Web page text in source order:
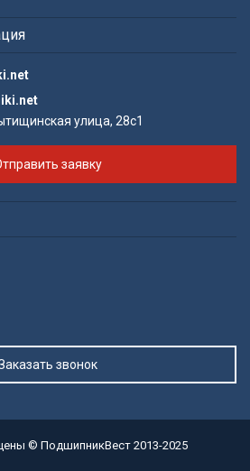
улица, 28с1
заявку
звонок
© ПодшипникВест 2013-2025